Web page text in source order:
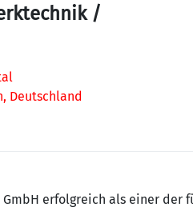
/
Deutschland
erfolgreich als einer